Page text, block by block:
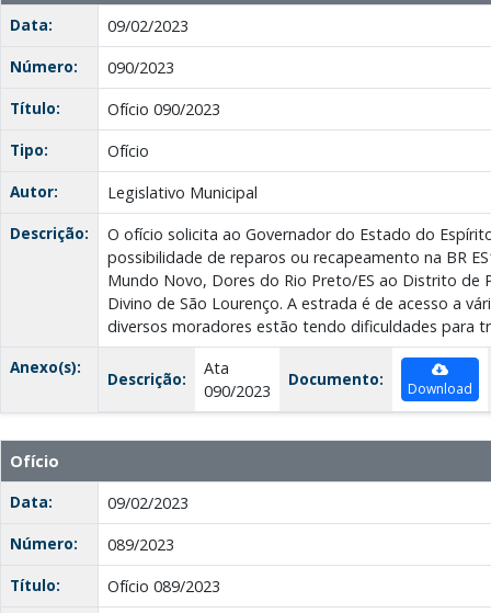
Data:
09/02/2023
Número:
090/2023
Título:
Ofício 090/2023
Tipo:
Ofício
Autor:
Legislativo Municipal
Descrição:
O ofício solicita ao Governador do Estado do
possibilidade de reparos ou recapeamento na BR
Mundo Novo, Dores do Rio Preto/ES ao Distrito de
Divino de São Lourenço. A estrada é de acesso a
diversos moradores estão tendo dificuldades para
Anexo(s):
Descrição:
Ata
090/2023
Documento: Download
Ofício
Data:
09/02/2023
Número:
089/2023
Título:
Ofício 089/2023